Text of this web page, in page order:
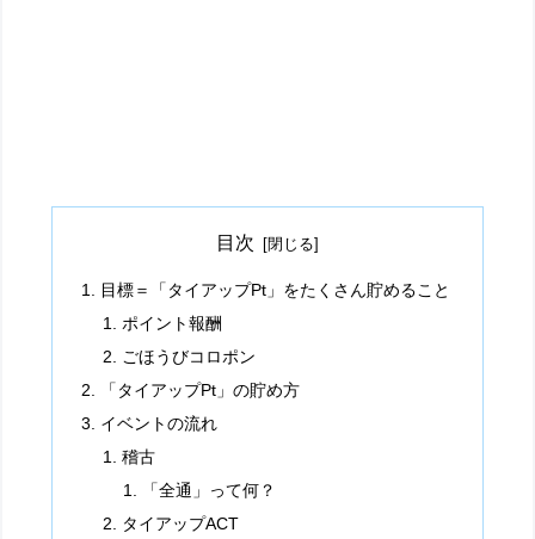
目次
目標＝「タイアップPt」をたくさん貯めること
ポイント報酬
ごほうびコロポン
「タイアップPt」の貯め方
イベントの流れ
稽古
「全通」って何？
タイアップACT